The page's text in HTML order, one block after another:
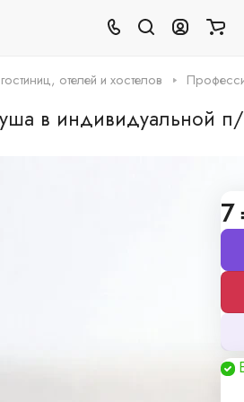
отелей и хостелов
в индивидуальной п/
7